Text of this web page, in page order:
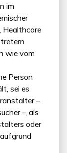
im
Healthcare
wie vom
Person
sei es
–
–, als
oder